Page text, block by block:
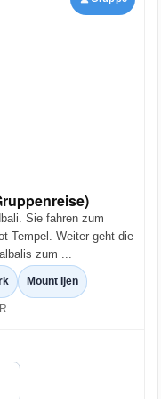
Sie fahren zum
Tempel. Weiter geht die
zum ...
Mount Ijen